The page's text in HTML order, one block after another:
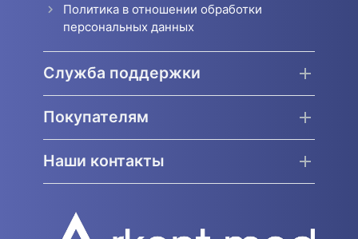
Политика в отношении обработки
персональных данных
Служба поддержки
Покупателям
Наши контакты